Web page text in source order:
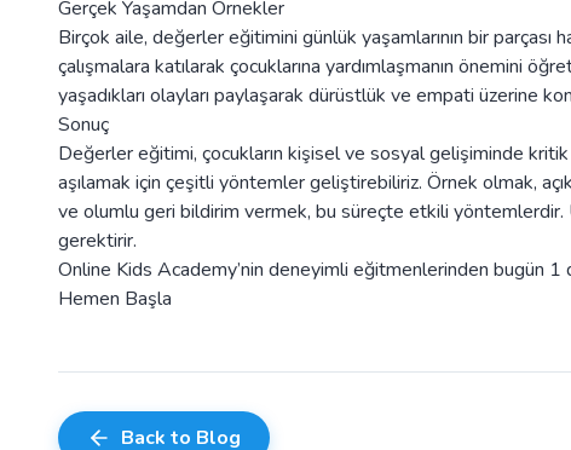
Gerçek Yaşamdan Örnekler
Birçok aile, değerler eğitimini günlük yaşamlarının bir
çalışmalara katılarak çocuklarına yardımlaşmanın önemini
yaşadıkları olayları paylaşarak dürüstlük ve empati üzerine
Sonuç
Değerler eğitimi, çocukların kişisel ve sosyal gelişiminde
aşılamak için çeşitli yöntemler geliştirebiliriz. Örnek olmak,
ve olumlu geri bildirim vermek, bu süreçte etkili yöntemlerdir.
gerektirir.
Online Kids Academy’nin deneyimli eğitmenlerinden bugün
Hemen Başla
Back to Blog